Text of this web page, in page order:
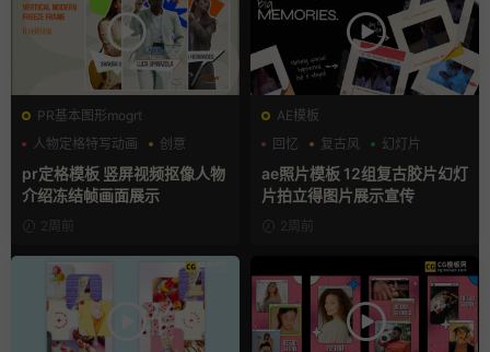
PR基本图形mogrt
人物定格特写动画
创意
动态海报
pr定格模板 竖屏视频抠像人物
介绍冻结帧画面展示
2周前
AE模板
回忆
复古风 幻灯片
ae照片模板 12组复古胶片幻灯
片拍立得图片展示宣传
2周前